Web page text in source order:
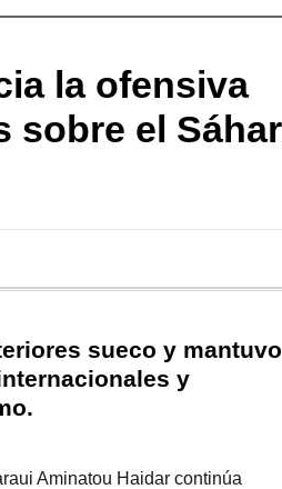
la ofensiva
sobre el
sueco y mantuvo
y
Aminatou Haidar continúa